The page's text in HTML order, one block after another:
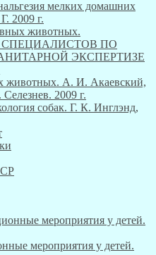
мелких домашних
2009 г.
животных.
ПО
ЭКСПЕРТИЗЕ
животных. А. И. Акаевский,
2009 г.
собак. Г. К. Инглэнд,
мероприятия у детей.